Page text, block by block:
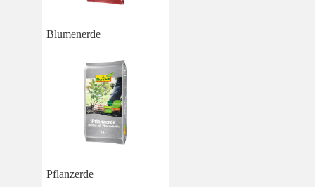
Blumenerde
Pflanzerde